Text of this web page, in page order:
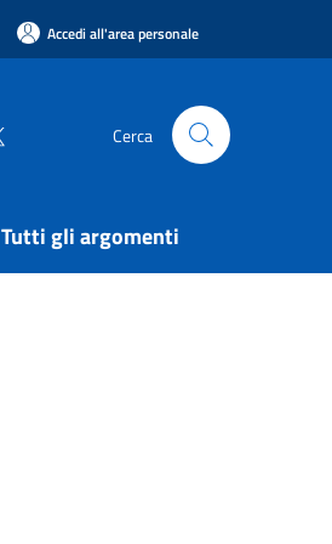
Accedi all'area personale
Cerca
Tutti gli argomenti